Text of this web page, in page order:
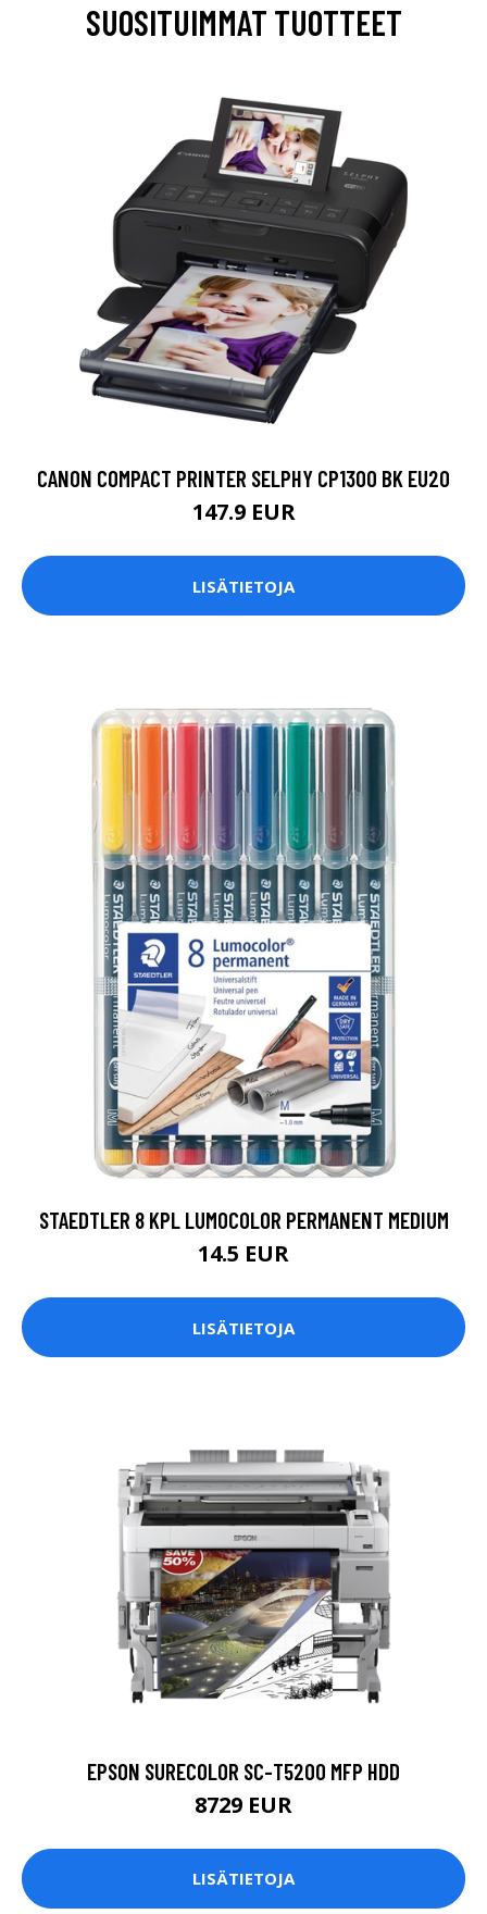
SUOSITUIMMAT TUOTTEET
CANON COMPACT PRINTER SELPHY CP1300 BK EU20
147.9 EUR
LISÄTIETOJA
STAEDTLER 8 KPL LUMOCOLOR PERMANENT MEDIUM
14.5 EUR
LISÄTIETOJA
EPSON SURECOLOR SC-T5200 MFP HDD
8729 EUR
LISÄTIETOJA